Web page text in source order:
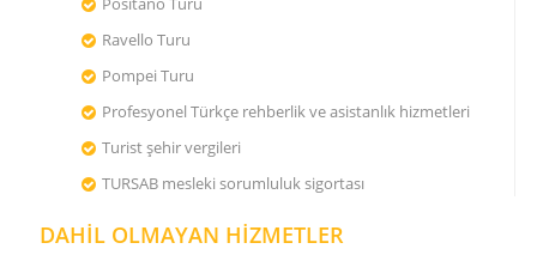
Ravello Turu
Pompei Turu
Profesyonel Türkçe rehberlik ve asistanlık hizmetleri
Turist şehir vergileri
TURSAB mesleki sorumluluk sigortası
DAHİL OLMAYAN HİZMETLER